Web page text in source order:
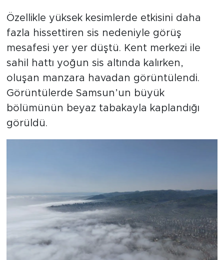
Özellikle yüksek kesimlerde etkisini daha
fazla hissettiren sis nedeniyle görüş
mesafesi yer yer düştü. Kent merkezi ile
sahil hattı yoğun sis altında kalırken,
oluşan manzara havadan görüntülendi.
Görüntülerde Samsun’un büyük
bölümünün beyaz tabakayla kaplandığı
görüldü.